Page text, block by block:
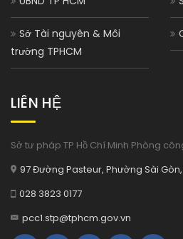
Sở Tài nguyên & Môi
trường TPHCM
LIÊN HỆ
Sở tư pháp TP Hồ Chí Minh Phòng
97 Đường Pasteur, Phường Sài Gòn,
028 3823 0177
pcc1.stp@tphcm.gov.vn